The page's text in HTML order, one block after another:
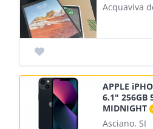
Acquaviva
APPLE
6.1" 256GB
MIDNIGHT
Asciano, SI